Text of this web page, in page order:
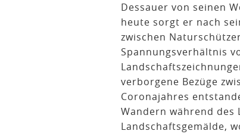
Dessauer von seinen
heute sorgt er nach
zwischen
Spannungsverhältnis
verborgene Bezüge
Coronajahres
Wandern während des
Landschaftsgemälde,